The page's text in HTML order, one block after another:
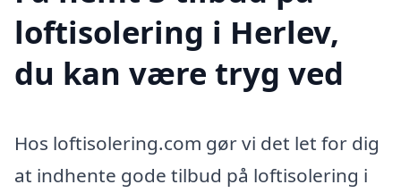
loftisolering i Herlev,
du kan være tryg ved
Hos loftisolering.com gør vi det let for dig
at indhente gode tilbud på loftisolering i